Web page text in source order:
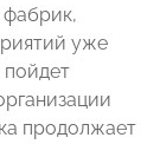
уже
пойдет
продолжает